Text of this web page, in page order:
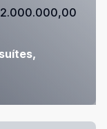
2.000.000,00